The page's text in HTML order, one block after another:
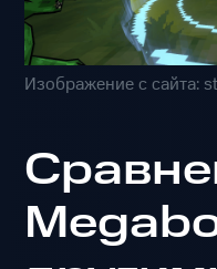
Изображение с сайта: